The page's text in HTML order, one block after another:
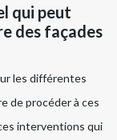
qui peut
des façades
les différentes
de procéder à ces
interventions qui